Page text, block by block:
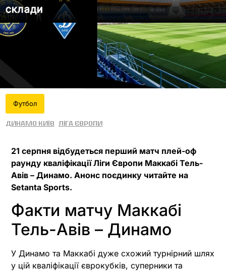
склади
Футбол
Динамо Київ Ліга Європи
21 серпня відбудеться перший матч плей-оф
раунду кваліфікації Ліги Європи Маккабі Тель-
Авів – Динамо. Анонс поєдинку читайте на
Setanta Sports.
Факти матчу Маккабі
Тель-Авів – Динамо
У Динамо та Маккабі дуже схожий турнірний шлях
у цій кваліфікації єврокубків, суперники та